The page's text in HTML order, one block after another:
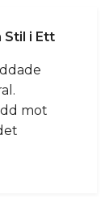
Stil i Ett
mot